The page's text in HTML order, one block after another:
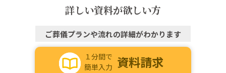
詳しい資料が欲しい方
ご葬儀プランや流れの詳細がわかります
１分間で
簡単入力 資料請求